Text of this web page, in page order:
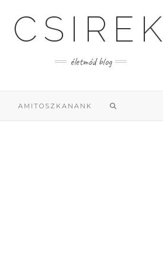
CSIREK
életmód blog
AMITOSZKANANK